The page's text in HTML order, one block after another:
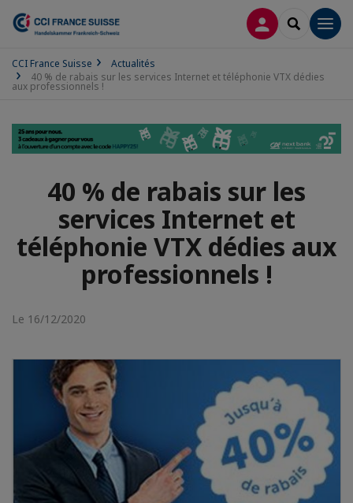
CONNEXION
CCI France Suisse
Actualités
40 % de rabais sur les services Internet et téléphonie VTX dédies
aux professionnels !
40 % de rabais sur les
services Internet et
téléphonie VTX dédies aux
professionnels !
Le 16/12/2020